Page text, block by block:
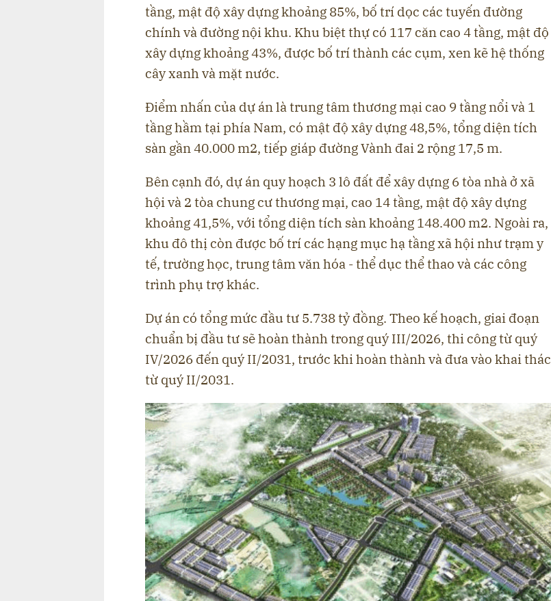
tầng, mật độ xây dựng khoảng 85%, bố trí dọc các tuyến đường
chính và đường nội khu. Khu biệt thự có 117 căn cao 4 tầng, mật độ
xây dựng khoảng 43%, được bố trí thành các cụm, xen kẽ hệ thống
cây xanh và mặt nước.
Điểm nhấn của dự án là trung tâm thương mại cao 9 tầng nổi và 1
tầng hầm tại phía Nam, có mật độ xây dựng 48,5%, tổng diện tích
sàn gần 40.000 m2, tiếp giáp đường Vành đai 2 rộng 17,5 m.
Bên cạnh đó, dự án quy hoạch 3 lô đất để xây dựng 6 tòa nhà ở xã
hội và 2 tòa chung cư thương mại, cao 14 tầng, mật độ xây dựng
khoảng 41,5%, với tổng diện tích sàn khoảng 148.400 m2. Ngoài ra,
khu đô thị còn được bố trí các hạng mục hạ tầng xã hội như trạm y
tế, trường học, trung tâm văn hóa - thể dục thể thao và các công
trình phụ trợ khác.
Dự án có tổng mức đầu tư 5.738 tỷ đồng. Theo kế hoạch, giai đoạn
chuẩn bị đầu tư sẽ hoàn thành trong quý III/2026, thi công từ quý
IV/2026 đến quý II/2031, trước khi hoàn thành và đưa vào khai thác
từ quý II/2031.